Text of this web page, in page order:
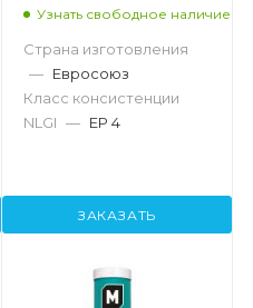
Узнать свободное наличие
Страна изготовления
— Евросоюз
Класс консистенции
NLGI — EP 4
ЗАКАЗАТЬ